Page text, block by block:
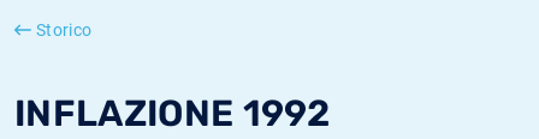
Storico
INFLAZIONE 1992
SONIA
Inflazione Stati Uniti
Tassi storici di TONAR